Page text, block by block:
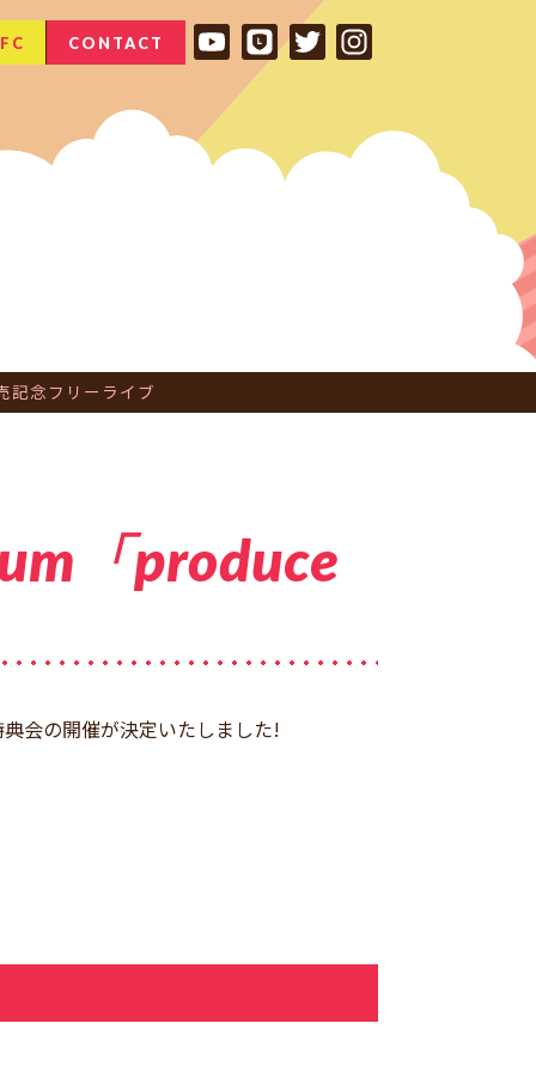
FC CONTACT
念フリーライブ
「produce
会の開催が決定いたしました!